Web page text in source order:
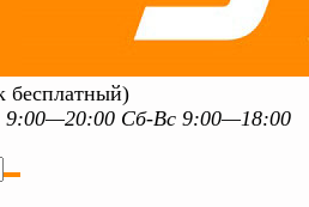
бесплатный)
Сб-Вс 9:00—18:00